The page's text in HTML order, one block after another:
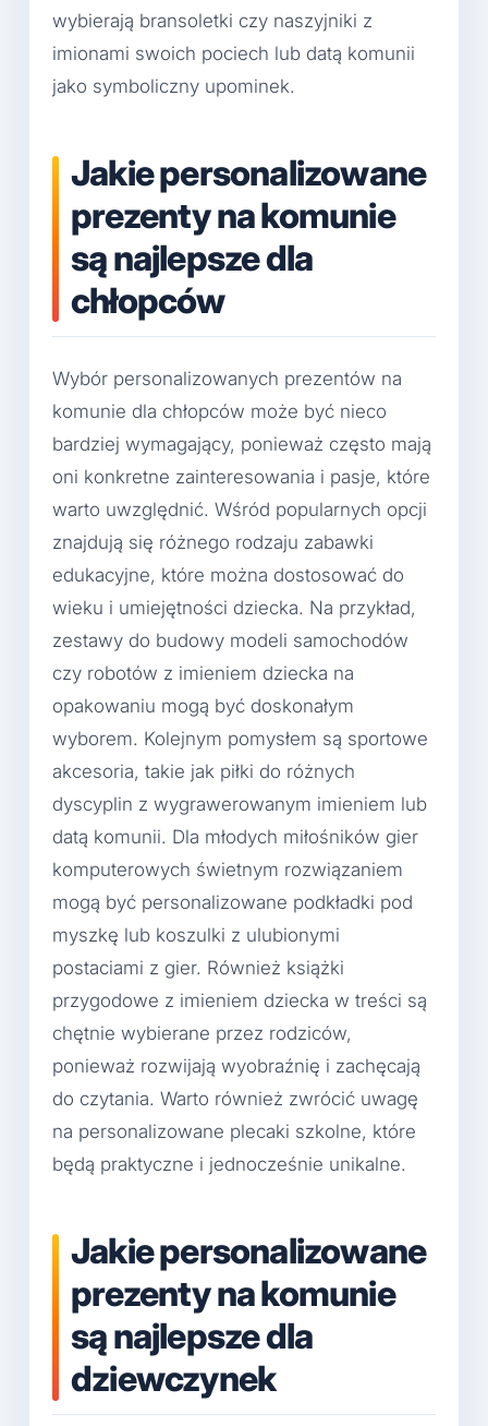
wybierają bransoletki czy naszyjniki z
imionami swoich pociech lub datą komunii
jako symboliczny upominek.
Jakie personalizowane
prezenty na komunie
są najlepsze dla
chłopców
Wybór personalizowanych prezentów na
komunie dla chłopców może być nieco
bardziej wymagający, ponieważ często mają
oni konkretne zainteresowania i pasje, które
warto uwzględnić. Wśród popularnych opcji
znajdują się różnego rodzaju zabawki
edukacyjne, które można dostosować do
wieku i umiejętności dziecka. Na przykład,
zestawy do budowy modeli samochodów
czy robotów z imieniem dziecka na
opakowaniu mogą być doskonałym
wyborem. Kolejnym pomysłem są sportowe
akcesoria, takie jak piłki do różnych
dyscyplin z wygrawerowanym imieniem lub
datą komunii. Dla młodych miłośników gier
komputerowych świetnym rozwiązaniem
mogą być personalizowane podkładki pod
myszkę lub koszulki z ulubionymi
postaciami z gier. Również książki
przygodowe z imieniem dziecka w treści są
chętnie wybierane przez rodziców,
ponieważ rozwijają wyobraźnię i zachęcają
do czytania. Warto również zwrócić uwagę
na personalizowane plecaki szkolne, które
będą praktyczne i jednocześnie unikalne.
Jakie personalizowane
prezenty na komunie
są najlepsze dla
dziewczynek